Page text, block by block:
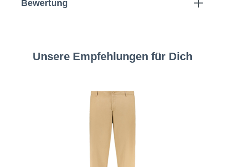
Bewertung
Unsere Empfehlungen für Dich